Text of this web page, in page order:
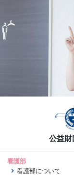
公益財
看護部
看護部について